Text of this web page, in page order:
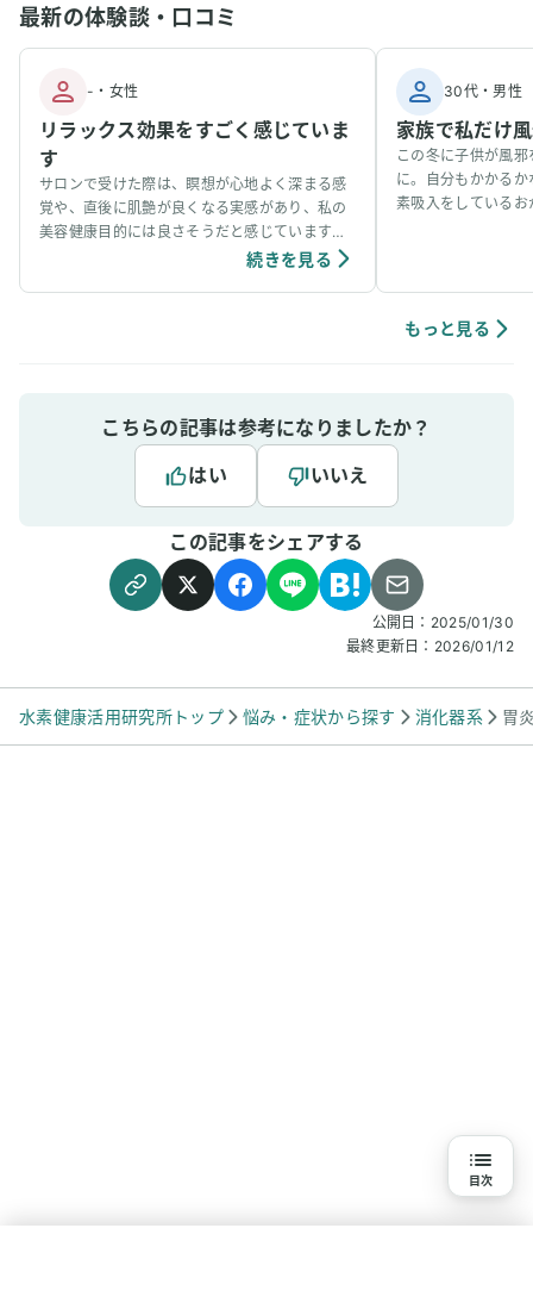
最新の体験談・口コミ
- ・ 女性
リラックス効果をすごく感じていま
す
サロンで受けた際は、瞑想が心地よく深まる感
覚や、直後に肌艶が良くなる実感があり、私の
美容健康目的には良さそうだと感じています。
個人の感想ではありますが、吸入中は、脳波が
続きを見る
30代・男性
家族で私だけ
この冬に子供が風
に。自分もかかる
素吸入をしている
もっと見る
こちらの記事は参考になりましたか？
はい
いいえ
この記事をシェアする
公開日： 2025/01/30
最終更新日： 2026/01/12
水素健康活用研究所トップ 悩み・症状から探す 消化器系 胃
目次